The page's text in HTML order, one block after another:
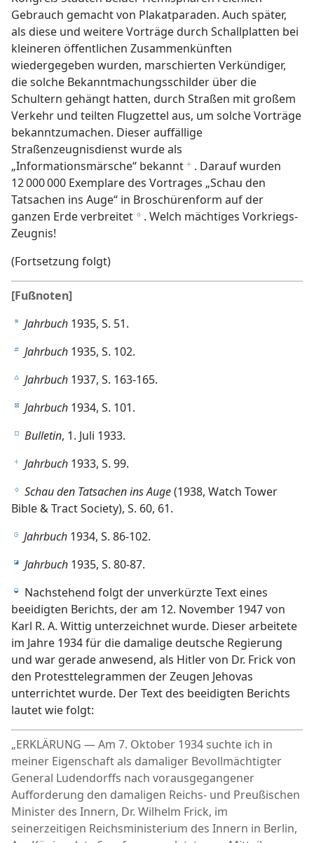
Gebrauch gemacht von Plakatparaden. Auch später,
als diese und weitere Vorträge durch Schallplatten bei
kleineren öffentlichen Zusammenkünften
wiedergegeben wurden, marschierten Verkündiger,
die solche Bekanntmachungsschilder über die
Schultern gehängt hatten, durch Straßen mit großem
Verkehr und teilten Flugzettel aus, um solche Vorträge
bekanntzumachen. Dieser auffällige
Straßenzeugnisdienst wurde als
„Informationsmärsche“ bekanntf . Darauf wurden
12 000 000 Exemplare des Vortrages „Schau den
Tatsachen ins Auge“ in Broschürenform auf der
ganzen Erde verbreitet g . Welch mächtiges Vorkriegs-
Zeugnis!
(Fortsetzung folgt)
[Fußnoten]
a Jahrbuch 1935, S. 51.
b Jahrbuch 1935, S. 102.
c Jahrbuch 1937, S. 163-165.
d Jahrbuch 1934, S. 101.
e Bulletin, 1. Juli 1933.
f Jahrbuch 1933, S. 99.
g Schau den Tatsachen ins Auge(1938, Watch Tower
Bible & Tract Society), S. 60, 61.
h Jahrbuch 1934, S. 86-102.
i Jahrbuch 1935, S. 80-87.
j Nachstehend folgt der unverkürzte Text eines
beeidigten Berichts, der am 12. November 1947 von
Karl R. A. Wittig unterzeichnet wurde. Dieser arbeitete
im Jahre 1934 für die damalige deutsche Regierung
und war gerade anwesend, als Hitler von Dr. Frick von
den Protesttelegrammen der Zeugen Jehovas
unterrichtet wurde. Der Text des beeidigten Berichts
lautet wie folgt:
„ERKLÄRUNG — Am 7. Oktober 1934 suchte ich in
meiner Eigenschaft als damaliger Bevollmächtigter
General Ludendorffs nach vorausgegangener
Aufforderung den damaligen Reichs- und Preußischen
Minister des Innern, Dr. Wilhelm Frick, im
seinerzeitigen Reichsministerium des Innern in Berlin,